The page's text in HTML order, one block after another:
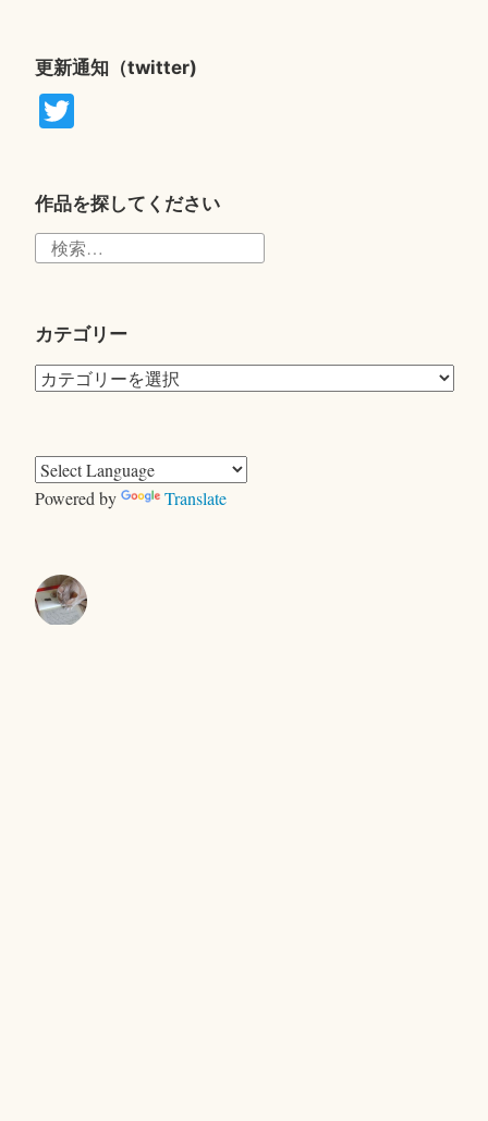
更新通知（twitter)
T
r
作品を探してください
カテゴリー
カ
リ
ー
Powered by Translate